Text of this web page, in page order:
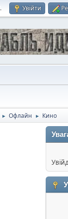
. Увійти
► Офлайн ► Кино